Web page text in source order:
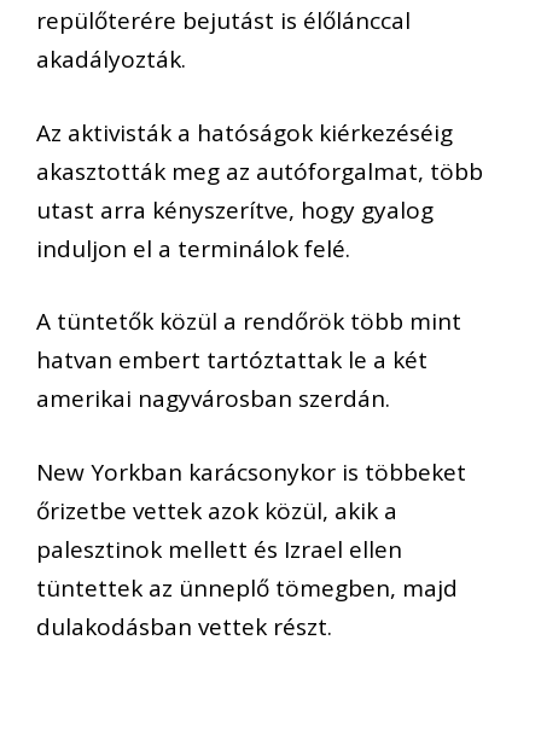
repülőterére bejutást is élőlánccal
akadályozták.
Az aktivisták a hatóságok kiérkezéséig
akasztották meg az autóforgalmat, több
utast arra kényszerítve, hogy gyalog
induljon el a terminálok felé.
A tüntetők közül a rendőrök több mint
hatvan embert tartóztattak le a két
amerikai nagyvárosban szerdán.
New Yorkban karácsonykor is többeket
őrizetbe vettek azok közül, akik a
palesztinok mellett és Izrael ellen
tüntettek az ünneplő tömegben, majd
dulakodásban vettek részt.